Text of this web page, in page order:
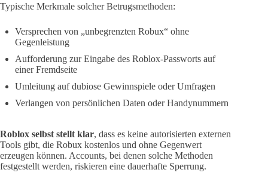
Typische Merkmale solcher Betrugsmethoden:
Versprechen von „unbegrenzten Robux“ ohne
Gegenleistung
Aufforderung zur Eingabe des Roblox-Passworts auf
einer Fremdseite
Umleitung auf dubiose Gewinnspiele oder Umfragen
Verlangen von persönlichen Daten oder Handynummern
Roblox selbst stellt klar, dass es keine autorisierten externen
Tools gibt, die Robux kostenlos und ohne Gegenwert
erzeugen können. Accounts, bei denen solche Methoden
festgestellt werden, riskieren eine dauerhafte Sperrung.